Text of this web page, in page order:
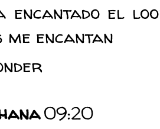
encantado el
me encantan
09:20